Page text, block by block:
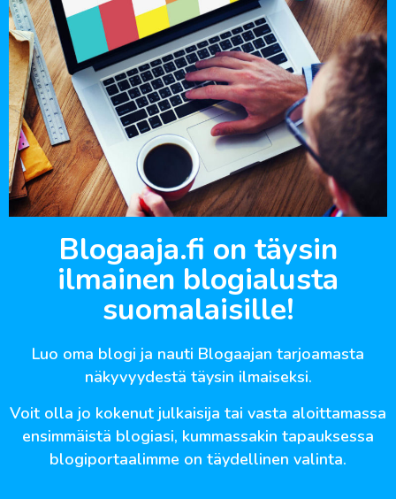
Blogaaja.fi on täysin
ilmainen blogialusta
suomalaisille!
Luo oma blogi ja nauti Blogaajan tarjoamasta
näkyvyydestä täysin ilmaiseksi.
Voit olla jo kokenut julkaisija tai vasta aloittamassa
ensimmäistä blogiasi, kummassakin tapauksessa
blogiportaalimme on täydellinen valinta.